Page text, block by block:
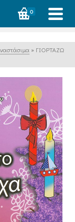
0
» ΓΙΟΡΤΑΖΩ